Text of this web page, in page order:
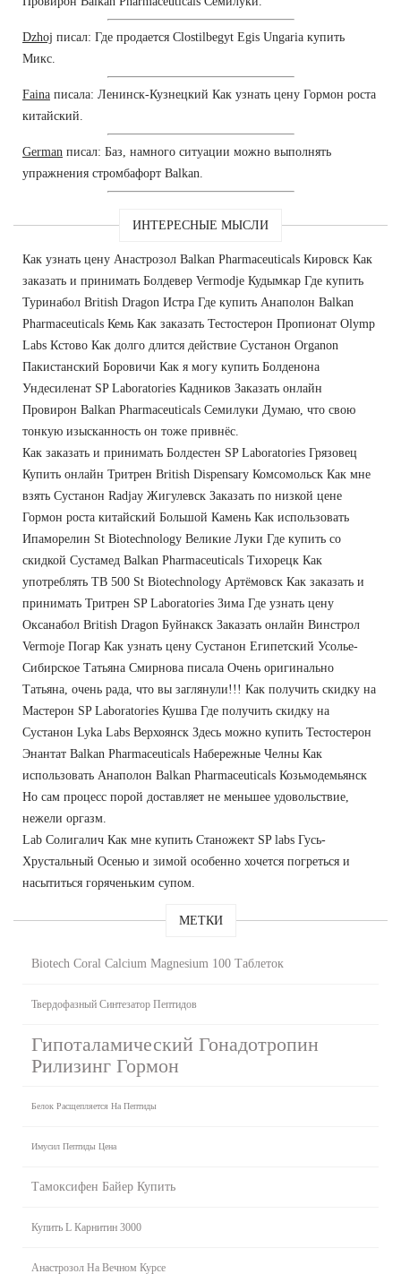
Dzhoj писал: Где продается Clostilbegyt Egis Ungaria купить
Микс.
Faina писала: Ленинск-Кузнецкий Как узнать цену Гормон роста
китайский.
German писал: Баз, намного ситуации можно выполнять
упражнения стромбафорт Balkan.
ИНТЕРЕСНЫЕ МЫСЛИ
Как узнать цену Анастрозол Balkan Pharmaceuticals Кировск Как
заказать и принимать Болдевер Vermodje Кудымкар Где купить
Туринабол British Dragon Истра Где купить Анаполон Balkan
Pharmaceuticals Кемь Как заказать Тестостерон Пропионат Olymp
Labs Кстово Как долго длится действие Сустанон Organon
Пакистанский Боровичи Как я могу купить Болденона
Ундесиленат SP Laboratories Кадников Заказать онлайн
Провирон Balkan Pharmaceuticals Семилуки Думаю, что свою
тонкую изысканность он тоже привнёс.
Как заказать и принимать Болдестен SP Laboratories Грязовец
Купить онлайн Тритрен British Dispensary Комсомольск Как мне
взять Сустанон Radjay Жигулевск Заказать по низкой цене
Гормон роста китайский Большой Камень Как использовать
Ипаморелин St Biotechnology Великие Луки Где купить со
скидкой Сустамед Balkan Pharmaceuticals Тихорецк Как
употреблять TB 500 St Biotechnology Артёмовск Как заказать и
принимать Тритрен SP Laboratories Зима Где узнать цену
Оксанабол British Dragon Буйнакск Заказать онлайн Винстрол
Vermoje Погар Как узнать цену Сустанон Египетский Усолье-
Сибирское Татьяна Смирнова писала Очень оригинально
Татьяна, очень рада, что вы заглянули!!! Как получить скидку на
Мастерон SP Laboratories Кушва Где получить скидку на
Сустанон Lyka Labs Верхоянск Здесь можно купить Тестостерон
Энантат Balkan Pharmaceuticals Набережные Челны Как
использовать Анаполон Balkan Pharmaceuticals Козьмодемьянск
Но сам процесс порой доставляет не меньшее удовольствие,
нежели оргазм.
Lab Солигалич Как мне купить Станожект SP labs Гусь-
Хрустальный Осенью и зимой особенно хочется погреться и
насытиться горяченьким супом.
МЕТКИ
Biotech Coral Calcium Magnesium 100 Таблеток
Твердофазный Синтезатор Пептидов
Гипоталамический Гонадотропин
Рилизинг Гормон
Белок Расщепляется На Пептиды
Имусил Пептиды Цена
Тамоксифен Байер Купить
Купить L Карнитин 3000
Анастрозол На Вечном Курсе